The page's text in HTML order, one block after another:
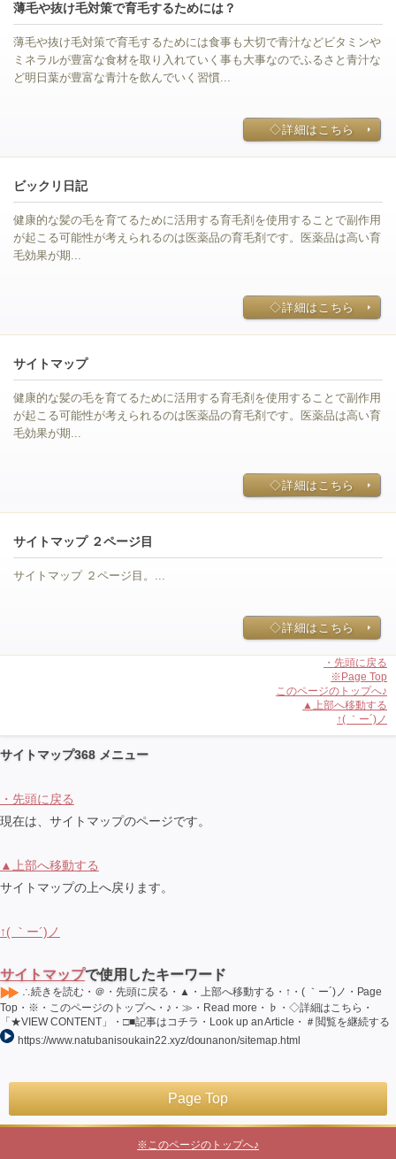
薄毛や抜け毛対策で育毛するためには？
薄毛や抜け毛対策で育毛するためには食事も大切で青汁などビタミンや
ミネラルが豊富な食材を取り入れていく事も大事なのでふるさと青汁な
ど明日葉が豊富な青汁を飲んでいく習慣...
◇詳細はこちら
ビックリ日記
健康的な髪の毛を育てるために活用する育毛剤を使用することで副作用
が起こる可能性が考えられるのは医薬品の育毛剤です。医薬品は高い育
毛効果が期...
◇詳細はこちら
サイトマップ
健康的な髪の毛を育てるために活用する育毛剤を使用することで副作用
が起こる可能性が考えられるのは医薬品の育毛剤です。医薬品は高い育
毛効果が期...
◇詳細はこちら
サイトマップ ２ページ目
サイトマップ ２ページ目。...
◇詳細はこちら
・先頭に戻る
※Page Top
このページのトップへ♪
▲上部へ移動する
↑( ｀ー´)ノ
サイトマップ368 メニュー
・先頭に戻る
現在は、サイトマップのページです。
▲上部へ移動する
サイトマップの上へ戻ります。
↑( ｀ー´)ノ
サイトマップで使用したキーワード
∴続きを読む・＠・先頭に戻る・▲・上部へ移動する・↑・( ｀ー´)ノ・Page
Top・※・このページのトップへ・♪・≫・Read more・♭・◇詳細はこちら・
「★VIEW CONTENT」・□■記事はコチラ・Look up an Article・＃閲覧を継続する
https://www.natubanisoukain22.xyz/dounanon/sitemap.html
Page Top
※このページのトップへ♪